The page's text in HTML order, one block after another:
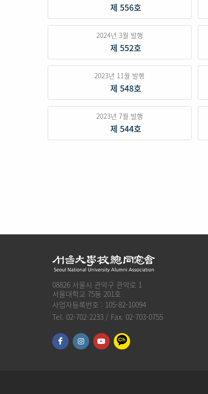
제 556호
2024년 3월 발행
제 552호
2023년 11월 발행
제 548호
2023년 7월 발행
제 544호
08826 서울시 관악구 관악로 1
서울대학교 75동 201호
사업자등록번호 : 105-82-10094
Tel. 02-702-2233 / Fax. 02-703-0755